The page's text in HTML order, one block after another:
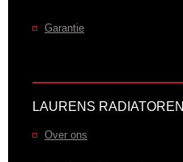
Garantie
LAURENS RADIATOREN
Over ons